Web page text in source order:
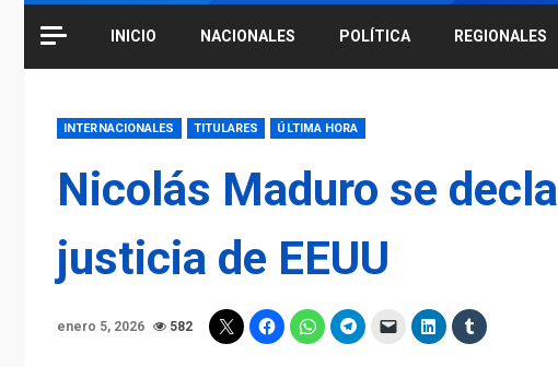
INICIO NACIONALES POLÍTICA REGIONALES
INTERNACIONALES TITULARES ÚLTIMA HORA
Nicolás Maduro se
justicia de EEUU
enero 5, 2026 582